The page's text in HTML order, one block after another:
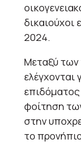
δικαιούχοι
2024.
Μεταξύ
ελέγχονται
επιδόματος
φοίτηση
στην
το